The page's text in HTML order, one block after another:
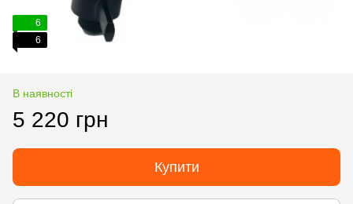
6
6
В наявності
5 220 грн
Купити